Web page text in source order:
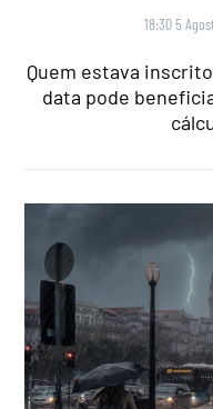
18:30 5
Quem estava
data pode